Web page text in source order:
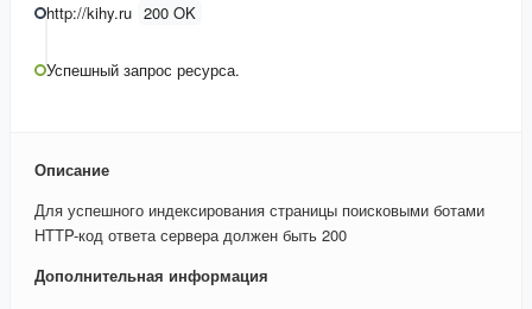
http://kihy.ru 200 OK
Успешный запрос ресурса.
Описание
Для успешного индексирования страницы поисковыми ботами
HTTP-код ответа сервера должен быть 200
Дополнительная информация